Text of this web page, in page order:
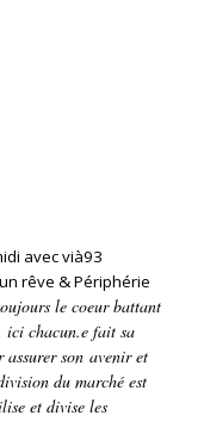
avec vià93
rêve & Périphérie
le coeur battant
chacun.e fait sa
son avenir et
du marché est
et divise les